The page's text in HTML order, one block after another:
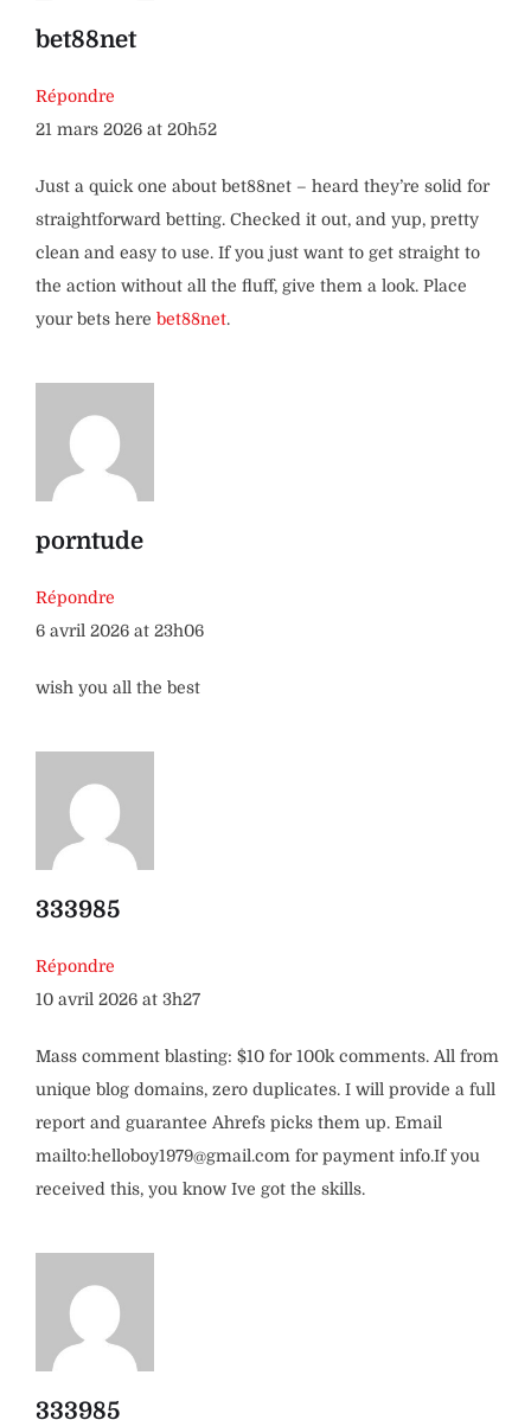
bet88net
Répondre
21 mars 2026 at 20h52
Just a quick one about bet88net – heard they’re solid for
straightforward betting. Checked it out, and yup, pretty
clean and easy to use. If you just want to get straight to
the action without all the fluff, give them a look. Place
your bets here bet88net.
porntude
Répondre
6 avril 2026 at 23h06
wish you all the best
333985
Répondre
10 avril 2026 at 3h27
Mass comment blasting: $10 for 100k comments. All from
unique blog domains, zero duplicates. I will provide a full
report and guarantee Ahrefs picks them up. Email
mailto:helloboy1979@gmail.com for payment info.If you
received this, you know Ive got the skills.
333985